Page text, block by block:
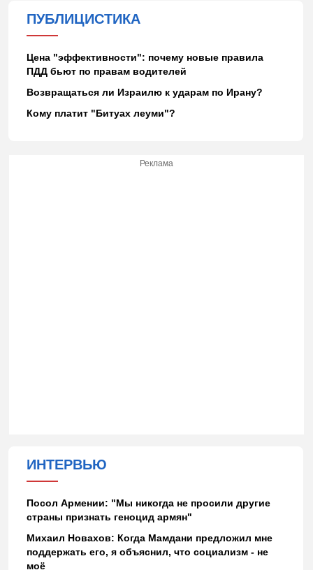
ПУБЛИЦИСТИКА
Цена "эффективности": почему новые правила
ПДД бьют по правам водителей
Возвращаться ли Израилю к ударам по Ирану?
Кому платит "Битуах леуми"?
Реклама
ИНТЕРВЬЮ
Посол Армении: "Мы никогда не просили другие
страны признать геноцид армян"
Михаил Новахов: Когда Мамдани предложил мне
поддержать его, я объяснил, что социализм - не
моё